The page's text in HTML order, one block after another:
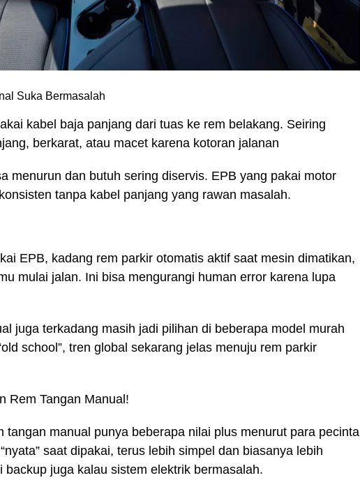
Suka Bermasalah
kabel baja panjang dari tuas ke rem belakang. Seiring
berkarat, atau macet karena kotoran jalanan
menurun dan butuh sering diservis. EPB yang pakai motor
tanpa kabel panjang yang rawan masalah.
EPB, kadang rem parkir otomatis aktif saat mesin dimatikan,
mulai jalan. Ini bisa mengurangi human error karena lupa
juga terkadang masih jadi pilihan di beberapa model murah
school”, tren global sekarang jelas menuju rem parkir
Rem Tangan Manual!
tangan manual punya beberapa nilai plus menurut para pecinta
saat dipakai, terus lebih simpel dan biasanya lebih
backup juga kalau sistem elektrik bermasalah.